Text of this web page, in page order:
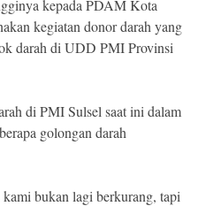
kepada PDAM Kota
kegiatan donor darah yang
darah di UDD PMI Provinsi
di PMI Sulsel saat ini dalam
golongan darah
bukan lagi berkurang, tapi